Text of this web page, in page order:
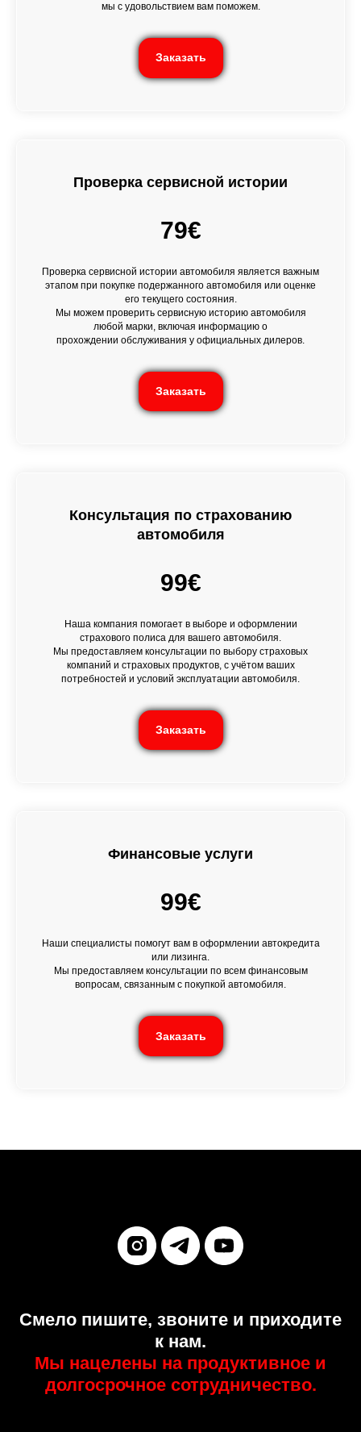
мы с удовольствием вам поможем.
Заказать
Проверка сервисной истории
79€
Проверка сервисной истории автомобиля является важным
этапом при покупке подержанного автомобиля или оценке
его текущего состояния.
Мы можем проверить сервисную историю автомобиля
любой марки, включая информацию о
прохождении обслуживания у официальных дилеров.
Заказать
Консультация по страхованию
автомобиля
99€
Наша компания помогает в выборе и оформлении
страхового полиса для вашего автомобиля.
Мы предоставляем консультации по выбору страховых
компаний и страховых продуктов, с учётом ваших
потребностей и условий эксплуатации автомобиля.
Заказать
Финансовые услуги
99€
Наши специалисты помогут вам в оформлении автокредита
или лизинга.
Мы предоставляем консультации по всем финансовым
вопросам, связанным с покупкой автомобиля.
Заказать
Смело пишите, звоните и приходите
к нам.
Мы нацелены на продуктивное и
долгосрочное сотрудничество.